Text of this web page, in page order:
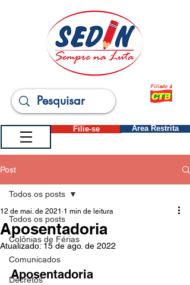
Filiado à
Filie-se Área Restrita
Post
Todos os posts
Colônias de Férias
Comunicados
Decretos
Todos os posts
Aposentadoria
12 de mai. de 2021 1 min de leitura
Atualizado: 15 de ago. de 2022
Aposentadoria